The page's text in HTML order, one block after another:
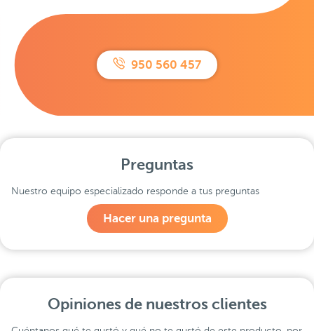
950 560 457
Preguntas
Nuestro equipo especializado responde a tus preguntas
Hacer una pregunta
Opiniones de nuestros clientes